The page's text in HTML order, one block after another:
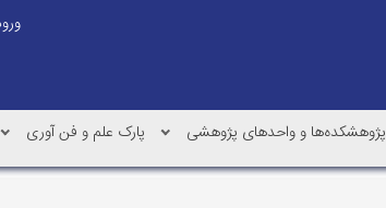
پژوهشکده‌ها و واحدهای پژوهشی پارک علم و فن آوری